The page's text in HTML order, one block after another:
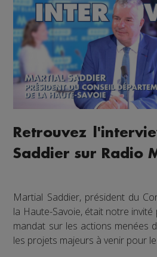
Retrouvez
Saddier sur Radio
Martial Saddier, président du
la Haute-Savoie, était notre
mandat sur les actions menées
les projets majeurs à venir pour